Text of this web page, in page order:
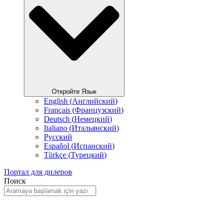
Откройте Язык
English (Английский)
Français (Французский)
Deutsch (Немецкий)
Italiano (Итальянский)
Русский
Español (Испанский)
Türkçe (Турецкий)
Портал для дилеров
Поиск